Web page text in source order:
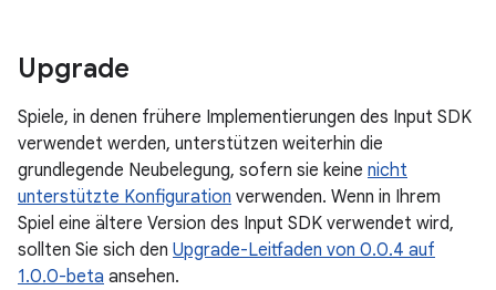
Upgrade
Spiele, in denen frühere Implementierungen des Input SDK
verwendet werden, unterstützen weiterhin die
grundlegende Neubelegung, sofern sie keine nicht
unterstützte Konfiguration verwenden. Wenn in Ihrem
Spiel eine ältere Version des Input SDK verwendet wird,
sollten Sie sich den Upgrade-Leitfaden von 0.0.4 auf
1.0.0-beta ansehen.